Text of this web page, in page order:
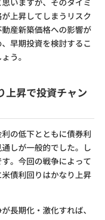
上昇してしまうリスク
産新築価格への影響が
早期投資を検討するこ
う。
上昇で投資チャン
の低下とともに債券利
しが一般的でした。し
。今回の戦争によって
債利回りはかなり上昇
長期化・激化すれば、